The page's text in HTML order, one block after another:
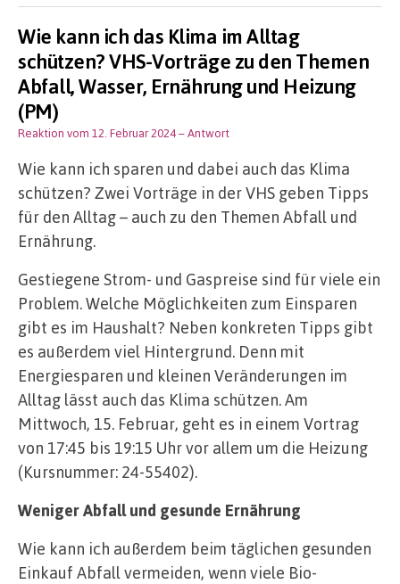
Wie kann ich das Klima im Alltag
schützen? VHS-Vorträge zu den Themen
Abfall, Wasser, Ernährung und Heizung
(PM)
Reaktion vom 12. Februar 2024– Antwort
Wie kann ich sparen und dabei auch das Klima
schützen? Zwei Vorträge in der VHS geben Tipps
für den Alltag – auch zu den Themen Abfall und
Ernährung.
Gestiegene Strom- und Gaspreise sind für viele ein
Problem. Welche Möglichkeiten zum Einsparen
gibt es im Haushalt? Neben konkreten Tipps gibt
es außerdem viel Hintergrund. Denn mit
Energiesparen und kleinen Veränderungen im
Alltag lässt auch das Klima schützen. Am
Mittwoch, 15. Februar, geht es in einem Vortrag
von 17:45 bis 19:15 Uhr vor allem um die Heizung
(Kursnummer: 24-55402).
Weniger Abfall und gesunde Ernährung
Wie kann ich außerdem beim täglichen gesunden
Einkauf Abfall vermeiden, wenn viele Bio-